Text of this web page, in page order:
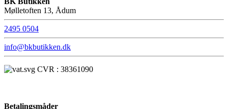
Mølletoften 13, Ådum
2495 0504
info@bkbutikken.dk
CVR : 38361090
Betalingsmåder